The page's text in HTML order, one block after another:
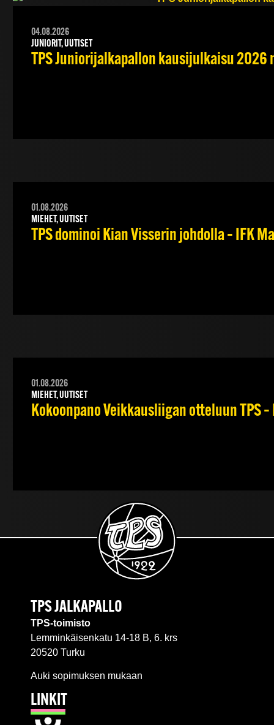
04.08.2026
JUNIORIT, UUTISET
TPS Juniorijalkapallon kausijulkaisu 2026
01.08.2026
MIEHET, UUTISET
TPS dominoi Kian Visserin johdolla – IFK
01.08.2026
MIEHET, UUTISET
Kokoonpano Veikkausliigan otteluun TPS
TPS JALKAPALLO
TPS-toimisto
Lemminkäisenkatu 14-18 B, 6. krs
20520 Turku
Auki sopimuksen mukaan
LINKIT